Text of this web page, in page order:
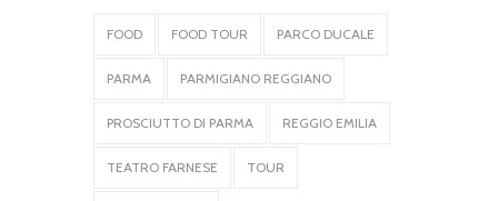
FOOD FOOD TOUR PARCO DUCALE
PARMA PARMIGIANO REGGIANO
PROSCIUTTO DI PARMA REGGIO EMILIA
TEATRO FARNESE TOUR